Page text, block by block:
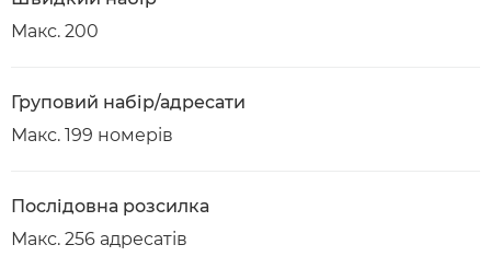
Макс. 200
Груповий набір/адресати
Макс. 199 номерів
Послідовна розсилка
Макс. 256 адресатів